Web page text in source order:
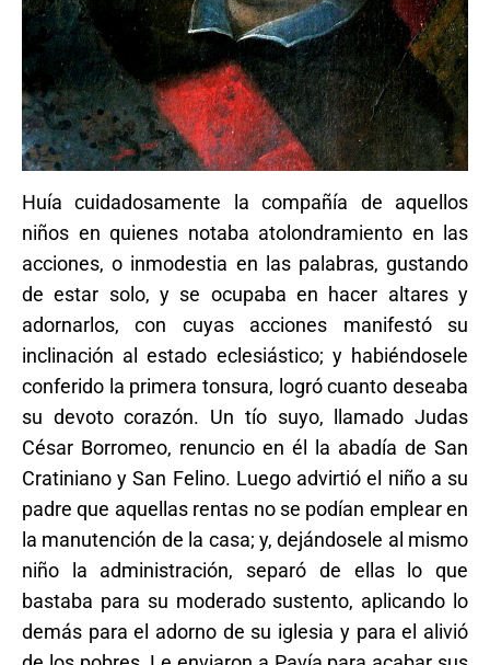
Huía cuidadosamente la compañía de aquellos
niños en quienes notaba atolondramiento en las
acciones, o inmodestia en las palabras, gustando
de estar solo, y se ocupaba en hacer altares y
adornarlos, con cuyas acciones manifestó su
inclinación al estado eclesiástico; y habiéndosele
conferido la primera tonsura, logró cuanto deseaba
su devoto corazón. Un tío suyo, llamado Judas
César Borromeo, renuncio en él la abadía de San
Cratiniano y San Felino. Luego advirtió el niño a su
padre que aquellas rentas no se podían emplear en
la manutención de la casa; y, dejándosele al mismo
niño la administración, separó de ellas lo que
bastaba para su moderado sustento, aplicando lo
demás para el adorno de su iglesia y para el alivió